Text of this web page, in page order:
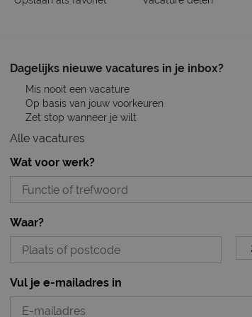
Dagelijks nieuwe vacatures in je inbox?
Mis nooit een vacature
Op basis van jouw voorkeuren
Zet stop wanneer je wilt
Alle vacatures
Wat voor werk?
Waar?
Vul je e-mailadres in